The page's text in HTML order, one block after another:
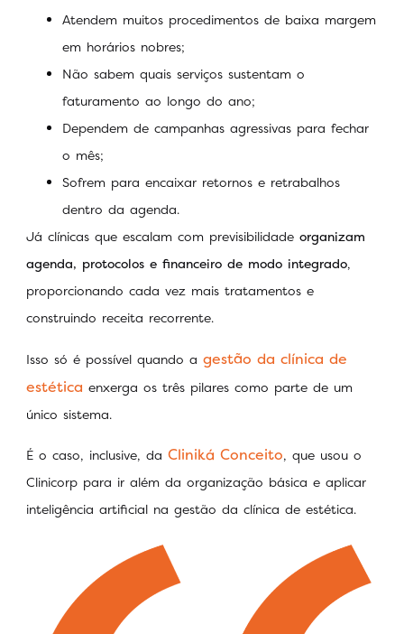
Atendem muitos procedimentos de baixa margem
em horários nobres;
Não sabem quais serviços sustentam o
faturamento ao longo do ano;
Dependem de campanhas agressivas para fechar
o mês;
Sofrem para encaixar retornos e retrabalhos
dentro da agenda.
Já clínicas que escalam com previsibilidade organizam
agenda, protocolos e financeiro de modo integrado,
proporcionando cada vez mais tratamentos e
construindo receita recorrente.
Isso só é possível quando a gestão da clínica de
estética enxerga os três pilares como parte de um
único sistema.
É o caso, inclusive, da Cliniká Conceito, que usou o
Clinicorp para ir além da organização básica e aplicar
inteligência artificial na gestão da clínica de estética.